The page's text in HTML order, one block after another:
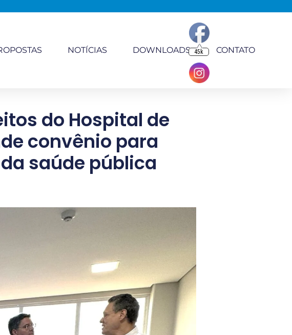
NOTÍCIAS DOWNLOADS CONTATO
do Hospital de
convênio para
saúde pública
45k